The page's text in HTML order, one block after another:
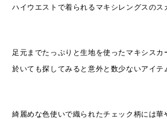
ハイウエストで着られるマキシレングスのス
足元までたっぷりと生地を使ったマキシス
於いても探してみると意外と数少ないアイテ
綺麗めな色使いで織られたチェック柄には